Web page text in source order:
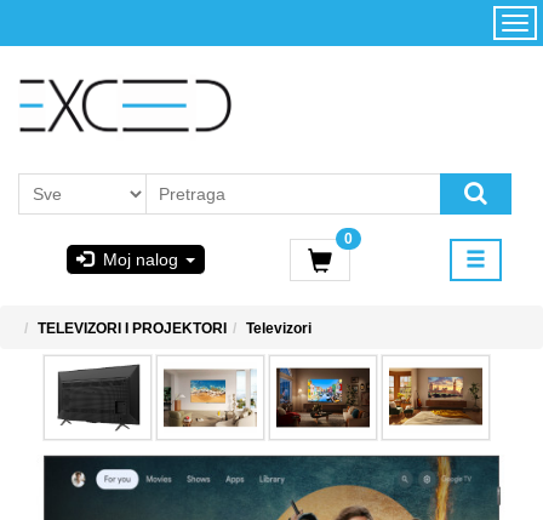
Moj nalog
0
Početna
korišćenja i
PoweredByAsus
MICROSOFT
TELEVIZORI I PROJEKTORI Televizori